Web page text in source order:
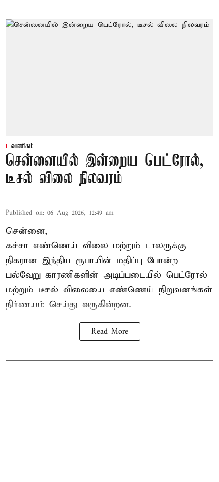
வணிகம்
சென்னையில் இன்றைய பெட்ரோல்,
டீசல் விலை நிலவரம்
Published on: 06 Aug 2026, 12:49 am
சென்னை,
கச்சா எண்ணெய் விலை மற்றும் டாலருக்கு
நிகரான இந்திய ரூபாயின் மதிப்பு போன்ற
பல்வேறு காரணிகளின் அடிப்படையில் பெட்ரோல்
மற்றும் டீசல் விலையை எண்ணெய் நிறுவனங்கள்
நிர்ணயம் செய்து வருகின்றன.
Read More